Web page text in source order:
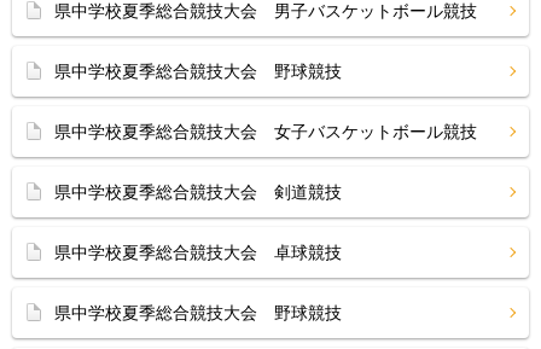
県中学校夏季総合競技大会 男子バスケットボール競技
県中学校夏季総合競技大会 野球競技
県中学校夏季総合競技大会 女子バスケットボール競技
県中学校夏季総合競技大会 剣道競技
県中学校夏季総合競技大会 卓球競技
県中学校夏季総合競技大会 野球競技